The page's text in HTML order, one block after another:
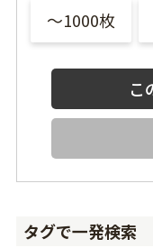
〜1000枚
タグで一発検索